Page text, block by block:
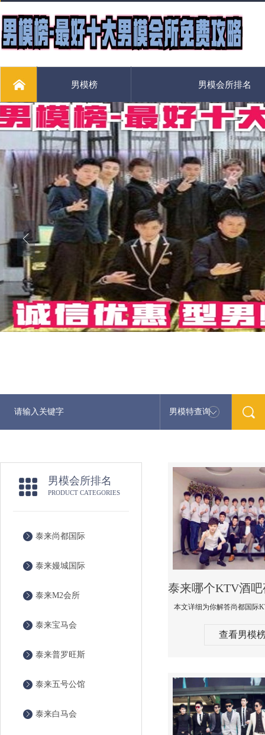
男模榜 男模会所排名
男模特查询
男模会所排名
PRODUCT CATEGORIES
泰来尚都国际
泰来嫚城国际
泰来M2会所
泰来宝马会
泰来普罗旺斯
泰来五号公馆
泰来白马会
查看男模